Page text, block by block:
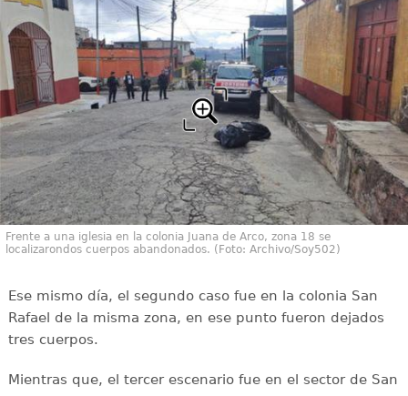
Frente a una iglesia en la colonia Juana de Arco, zona 18 se
localizarondos cuerpos abandonados. (Foto: Archivo/Soy502)
Ese mismo día, el segundo caso fue en la colonia San
Rafael de la misma zona, en ese punto fueron dejados
tres cuerpos.
Mientras que, el tercer escenario fue en el sector de San